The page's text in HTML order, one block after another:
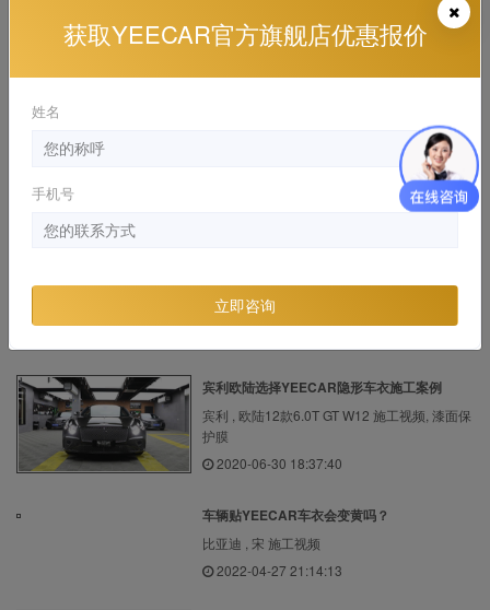
保时捷卡宴 YEECAR隐形车衣漆面透明保护膜
施工案...
宝马5系贴YEECAR隐形车衣施工视频
宝马 , 施工视频
宾利欧陆选择YEECAR隐形车衣施工案例
宾利 , 欧陆12款6.0T GT W12 施工视频, 漆面保
护膜
2020-06-30 18:37:40
车辆贴YEECAR车衣会变黄吗？
比亚迪 , 宋 施工视频
2022-04-27 21:14:13
获取YEECAR官方旗舰店优惠报价
姓名
手机号
立即咨询